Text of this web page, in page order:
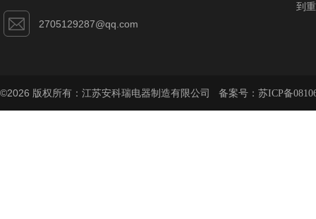
2705129287@qq.com
到
©2026 版权所有：江苏安科瑞电器制造有限公司 备案号： 苏ICP备